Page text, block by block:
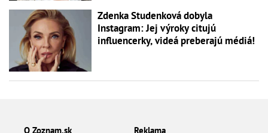
Zdenka Studenková dobyla
Instagram: Jej výroky citujú
influencerky, videá preberajú médiá!
O Zoznam.sk Reklama